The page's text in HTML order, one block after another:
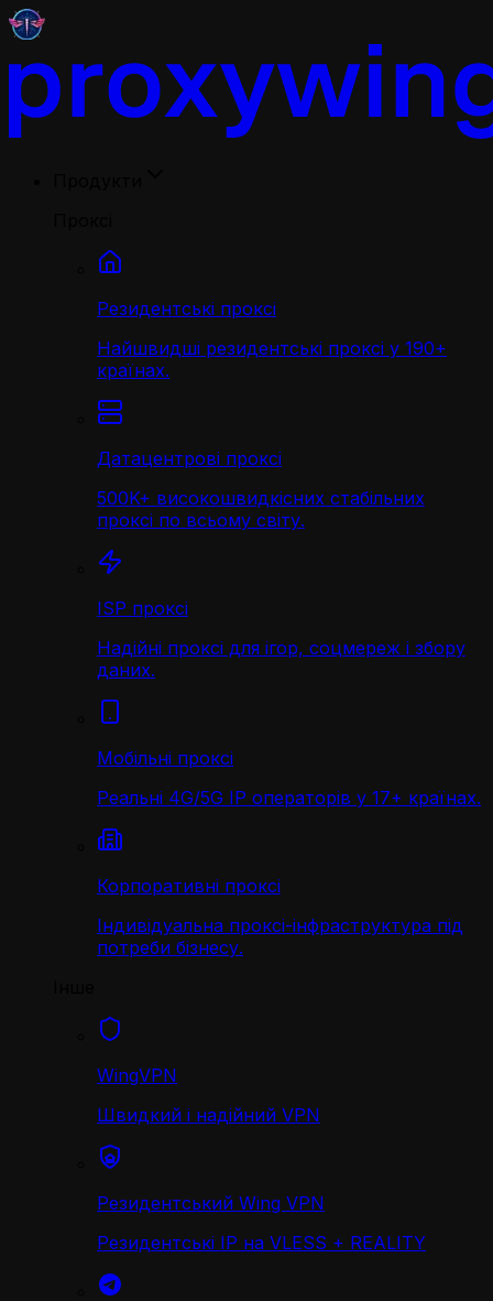
Резидентські проксі
Найшвидші резидентські проксі у 190+
країнах.
Датацентрові проксі
500K+ високошвидкісних стабільних
проксі по всьому світу.
ISP проксі
Надійні проксі для ігор, соцмереж і збору
даних.
Мобільні проксі
Реальні 4G/5G IP операторів у 17+ країнах.
Корпоративні проксі
Індивідуальна проксі-інфраструктура під
потреби бізнесу.
WingVPN
Швидкий і надійний VPN
Резидентський Wing VPN
Резидентські IP на VLESS + REALITY